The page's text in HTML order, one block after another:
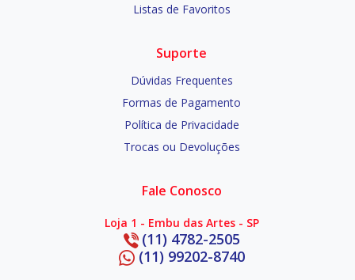
Listas de Favoritos
Suporte
Dúvidas Frequentes
Formas de Pagamento
Política de Privacidade
Trocas ou Devoluções
Fale Conosco
Loja 1 - Embu das Artes - SP
(11) 4782-2505
(11) 99202-8740